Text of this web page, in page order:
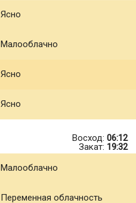
Ясно
Малооблачно
Ясно
Ясно
Восход: 06:12
Закат: 19:32
Малооблачно
Переменная облачность